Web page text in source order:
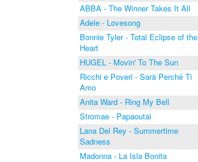
ABBA - The Winner Takes It All
Adele - Lovesong
Bonnie Tyler - Total Eclipse of the
Heart
HUGEL - Movin' To The Sun
Ricchi e Poveri - Sarà Perché Ti
Amo
Anita Ward - Ring My Bell
Stromae - Papaoutai
Lana Del Rey - Summertime
Sadness
Madonna - La Isla Bonita